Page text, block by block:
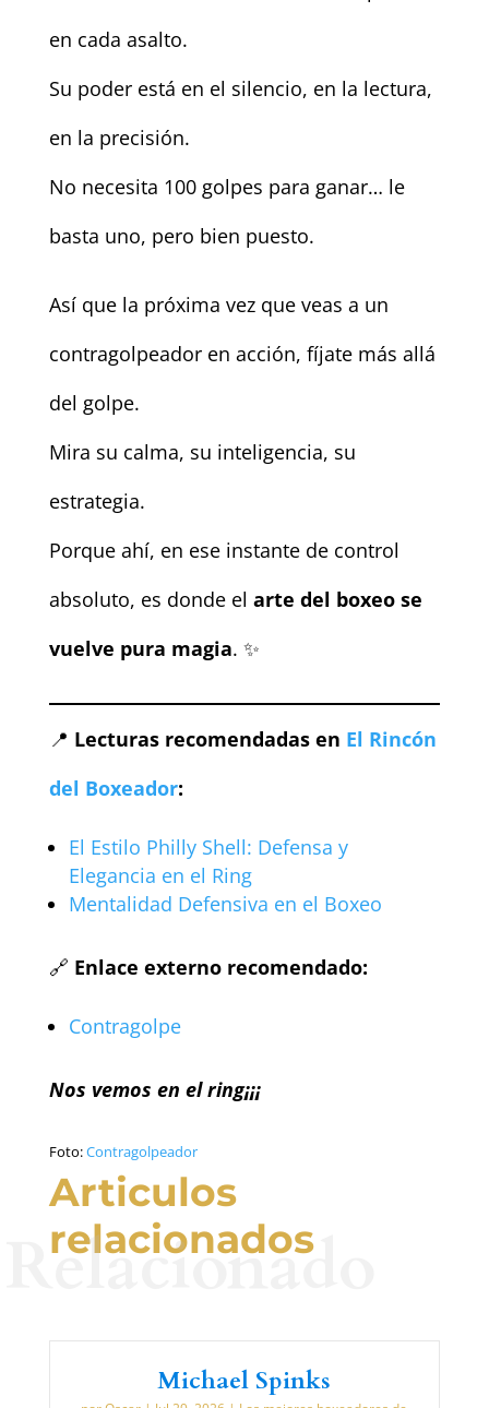
en cada asalto.
Su poder está en el silencio, en la lectura,
en la precisión.
No necesita 100 golpes para ganar… le
basta uno, pero bien puesto.
Así que la próxima vez que veas a un
contragolpeador en acción, fíjate más allá
del golpe.
Mira su calma, su inteligencia, su
estrategia.
Porque ahí, en ese instante de control
absoluto, es donde el arte del boxeo se
vuelve pura magia. ✨
📍 Lecturas recomendadas en El Rincón
del Boxeador:
El Estilo Philly Shell: Defensa y
Elegancia en el Ring
Mentalidad Defensiva en el Boxeo
🔗 Enlace externo recomendado:
Contragolpe
Nos vemos en el ring¡¡¡
Foto:Contragolpeador
Articulos
relacionados
Relacionado
Michael Spinks